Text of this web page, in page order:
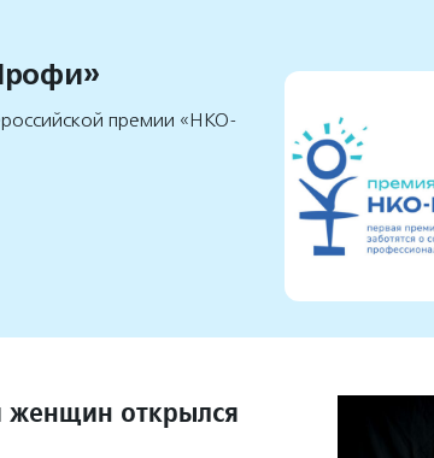
премии «НКО-
женщин открылся